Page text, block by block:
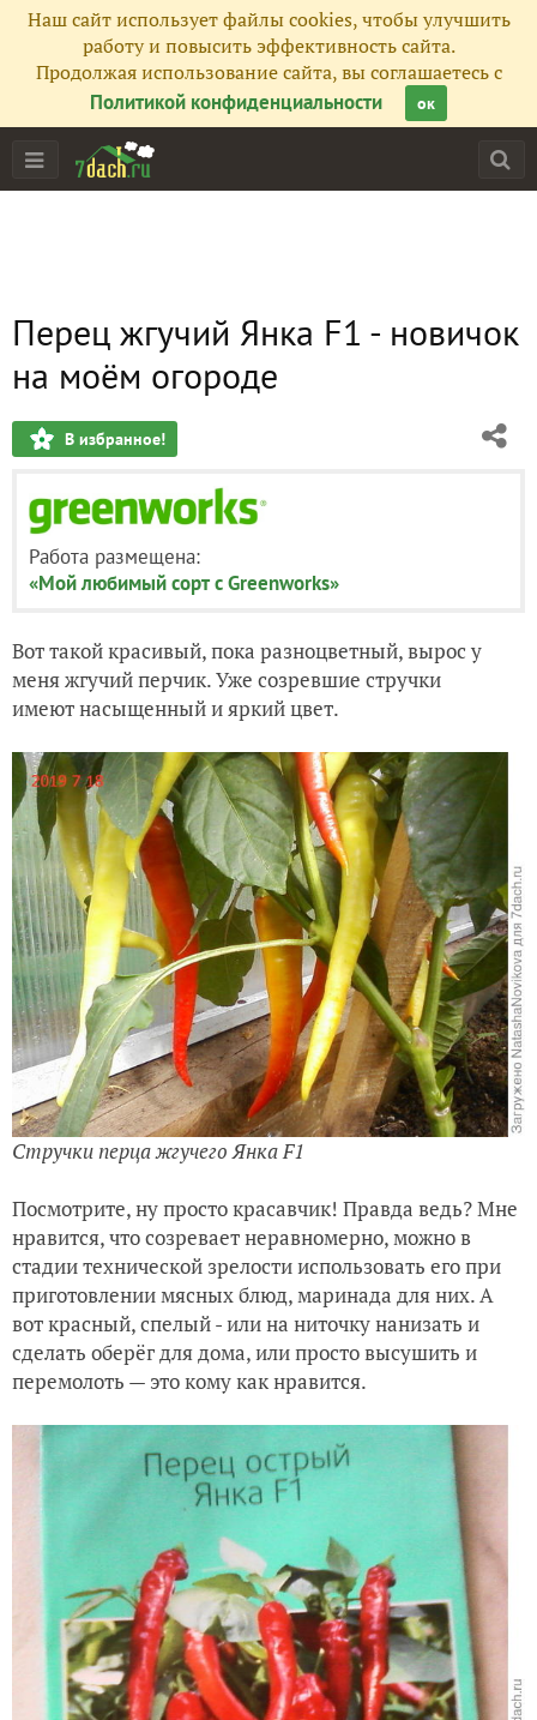
Наш сайт использует файлы cookies, чтобы улучшить
работу и повысить эффективность сайта.
Продолжая использование сайта, вы соглашаетесь с
Политикой конфиденциальности
ок
Перец жгучий Янка F1 - новичок
на моём огороде
В избранное!
Работа размещена:
«Мой любимый сорт с Greenworks»
Вот такой красивый, пока разноцветный, вырос у
меня жгучий перчик. Уже созревшие стручки
имеютнасыщенный и яркий цвет.
Стручки перца жгучего Янка F1
Посмотрите, ну просто красавчик! Правда ведь? Мне
нравится, что созревает неравномерно, можно в
стадии технической зрелости использовать его при
приготовлении мясных блюд, маринада для них. А
вот красный, спелый - или на ниточку нанизать и
сделать оберёг для дома, или просто высушить и
перемолоть — это кому как нравится.